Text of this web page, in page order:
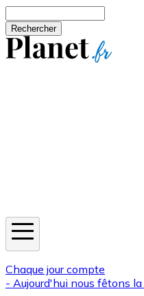
Chaque jour compte
- Aujourd'hui nous fêtons la